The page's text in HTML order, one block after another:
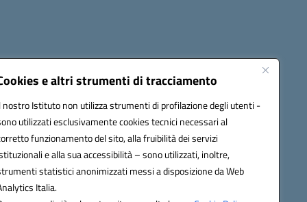
e altri strumenti di tracciamento
nostro Istituto non utilizza strumenti di profilazione degli utenti -
utilizzati esclusivamente cookies tecnici necessari al
funzionamento del sito, alla fruibilità dei servizi
e alla sua accessibilità – sono utilizzati, inoltre,
statistici anonimizzati messi a disposizione da Web
Italia.